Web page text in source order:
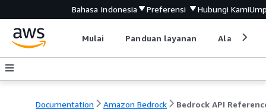
Bahasa Indonesia Preferensi Hubungi Kami
Mulai Panduan layanan Alat
Documentation Amazon Bedrock Bedrock API